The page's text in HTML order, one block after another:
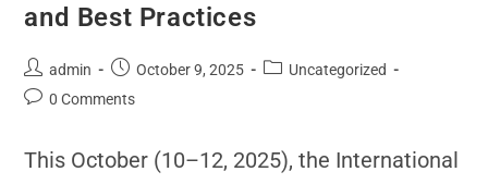
and Best Practices
admin October 9, 2025
Uncategorized
0 Comments
This October (10–12, 2025), the International